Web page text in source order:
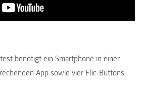
benötigt ein Smartphone in einer
App sowie vier Flic-Buttons